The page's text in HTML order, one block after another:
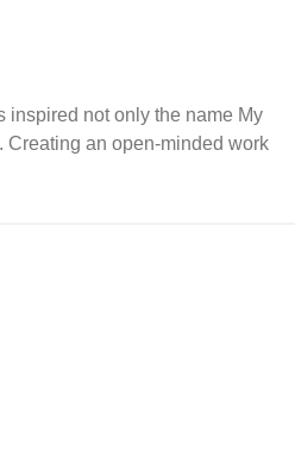
inspired not only the name My
Creating an open-minded work